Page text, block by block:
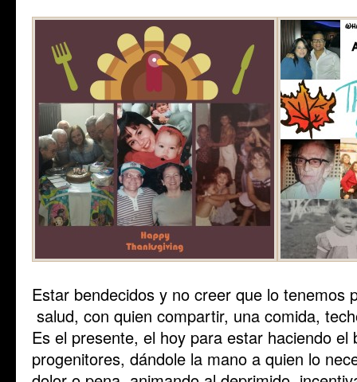
Estar bendecidos y no creer que lo tenemos
salud, con quien compartir, una comida,
Es el presente, el hoy para estar haciendo
progenitores, dándole la mano a quien lo